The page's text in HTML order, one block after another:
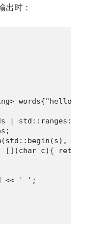
出时：
words{"hello",
|
[](char c){
<< ' ';